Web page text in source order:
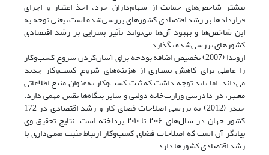
بیشتر شاخص‌های حمایت از سهام‌داران خرد، اخذ اعتبار و اجرای
قراردادها بر رشد اقتصادی کشورهای بررسی‌شده است، یعنی توجه به
این شاخص‌ها و بهبود آن‌ها می‌تواند تأثیر بسزایی بر رشد اقتصادی
کشورهای بررسی‌شده بگذارد.
اروندا (2007) تخصیص اضافه بودجه برای آسان‌کردن شروع کسب‌وکار
را عاملی برای کاهش بسیاری از هزینه‌های شروع کسب‌وکار جدید
می‌داند، اما باید توجه داشت که ثبت کسب‌وکار به‌عنوان منبع اطلاعاتی
معتبر، در دادرسی وزارت‌خانه دولتی و سایر بنگاه‌ها نقش مهمی دارد.
حیدر (2012) به بررسی اصلاحات فضای کار و رشد اقتصادی در 172
کشور جهان در سال‌های ۲۰۰۶ تا ۲۰۱۰ پرداخته است. نتایج تحقیق وی
بیانگر آن است که اصلاحات فضای کسب‌وکار ارتباط مثبت معنی‌داری با
رشد اقتصادی کشورها دارد.